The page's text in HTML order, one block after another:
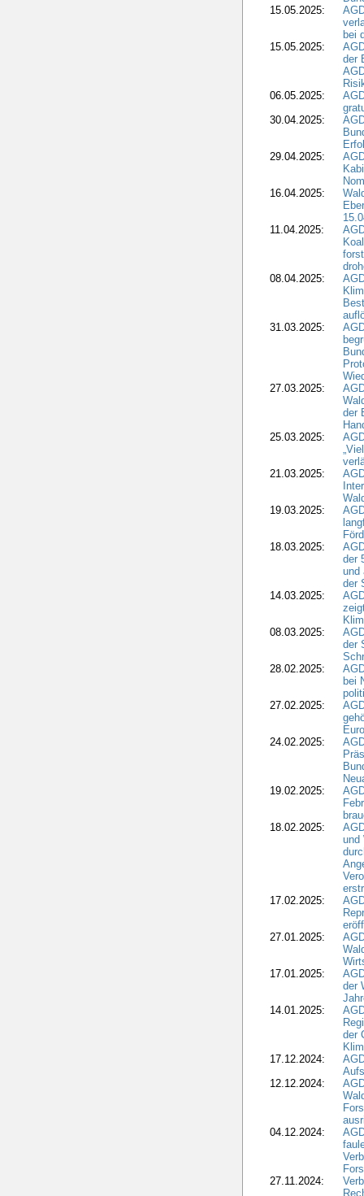
15.05.2025:
bei
15.05.2025:
der
06.05.2025:
30.04.2025:
29.04.2025:
16.04.2025:
11.04.2025:
08.04.2025:
31.03.2025:
27.03.2025:
der
25.03.2025:
21.03.2025:
19.03.2025:
18.03.2025:
der
und
der
14.03.2025:
08.03.2025:
der
28.02.2025:
bei
27.02.2025:
24.02.2025:
19.02.2025:
18.02.2025:
und
17.02.2025:
27.01.2025:
17.01.2025:
der
14.01.2025:
der
17.12.2024:
12.12.2024:
04.12.2024:
27.11.2024: